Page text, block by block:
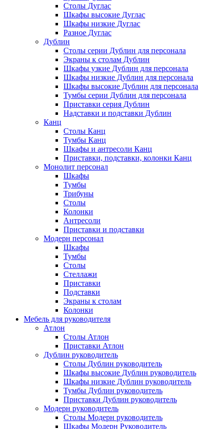
Столы Дуглас
Шкафы высокие Дуглас
Шкафы низкие Дуглас
Разное Дуглас
Дублин
Столы серии Дублин для персонала
Экраны к столам Дублин
Шкафы узкие Дублин для персонала
Шкафы низкие Дублин для персонала
Шкафы высокие Дублин для персонала
Тумбы серии Дублин для персонала
Приставки серия Дублин
Надставки и подставки Дублин
Канц
Столы Канц
Тумбы Канц
Шкафы и антресоли Канц
Приставки, подставки, колонки Канц
Монолит персонал
Шкафы
Тумбы
Трибуны
Столы
Колонки
Антресоли
Приставки и подставки
Модерн персонал
Шкафы
Тумбы
Столы
Стеллажи
Приставки
Подставки
Экраны к столам
Колонки
Мебель для руководителя
Атлон
Столы Атлон
Приставки Атлон
Дублин руководитель
Столы Дублин руководитель
Шкафы высокие Дублин руководитель
Шкафы низкие Дублин руководитель
Тумбы Дублин руководитель
Приставки Дублин руководитель
Модерн руководитель
Столы Модерн руководитель
Шкафы Модерн Руководитель